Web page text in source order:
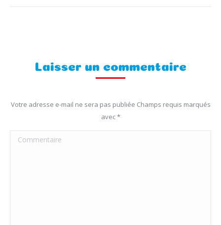
Laisser un commentaire
Votre adresse e-mail ne sera pas publiée Champs requis marqués
avec*
Commentaire